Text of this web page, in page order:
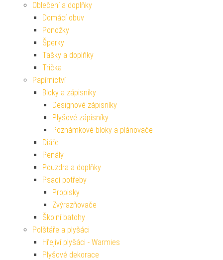
Oblečení a doplňky
Domácí obuv
Ponožky
Šperky
Tašky a doplňky
Trička
Papírnictví
Bloky a zápisníky
Designové zápisníky
Plyšové zápisníky
Poznámkové bloky a plánovače
Diáře
Penály
Pouzdra a doplňky
Psací potřeby
Propisky
Zvýrazňovače
Školní batohy
Polštáře a plyšáci
Hřejiví plyšáci - Warmies
Plyšové dekorace